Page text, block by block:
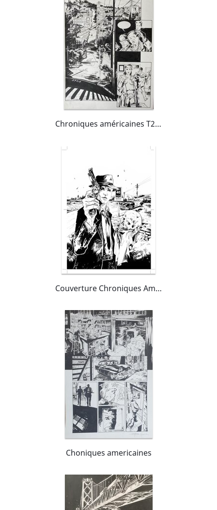
Chroniques américaines T2 - Pl 30
Couverture Chroniques Américaines Tome 1
Choniques americaines